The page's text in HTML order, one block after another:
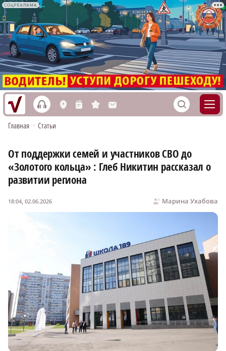
СОЦРЕКЛАМА
h L n s M S
Главная • Статьи
От поддержки семей и участников СВО до
«Золотого кольца» : Глеб Никитин рассказал о
развитии региона
Марина Ухабова
18:04, 02.06.2026